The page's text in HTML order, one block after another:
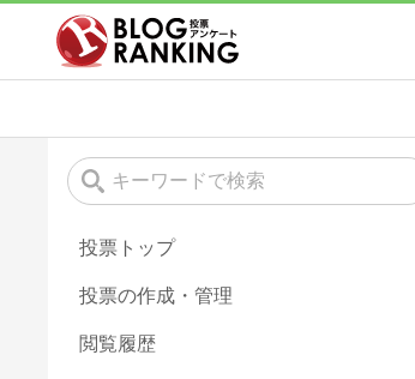
投票トップ
投票の作成・管理
閲覧履歴